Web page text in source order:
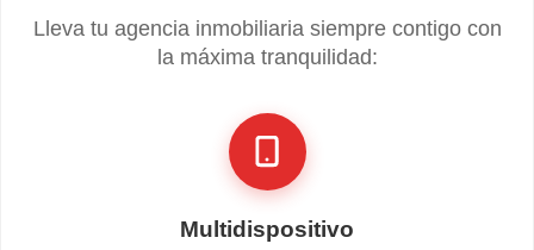
Lleva tu agencia inmobiliaria siempre contigo con
la máxima tranquilidad:
Multidispositivo